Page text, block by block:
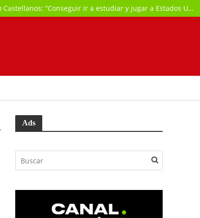
Yago Castellanos: “Conseguir ir a estudiar y jugar a Estados Unidos ya supone cumplir parte de mi gran sueño”
Ads